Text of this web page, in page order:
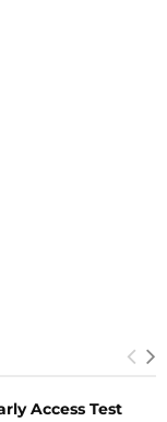
Access Test